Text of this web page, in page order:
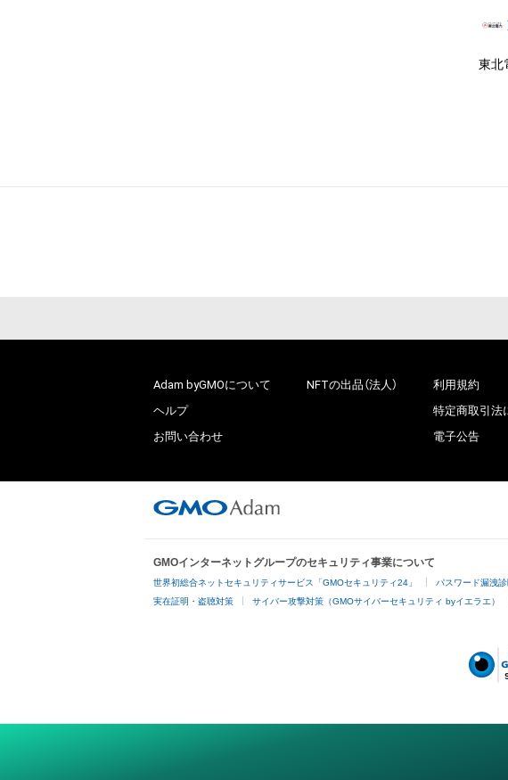
信
・有
・
権
者
そ
え
逆
せん
・本
Adam byGMOについて
ヘルプ
お問い合わせ
NFTの出品（法人）
利用規約
特定商取引法
電子公告
GMOインターネットグループのセキュリティ事業について
世界初総合ネットセキュリティサービス「GMOセキュリティ24」 パスワード漏洩
実在証明・盗聴対策 サイバー攻撃対策（GMOサイバーセキュリティ byイエラエ）